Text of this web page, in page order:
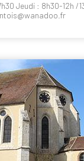
Jeudi : 8h30-12h /